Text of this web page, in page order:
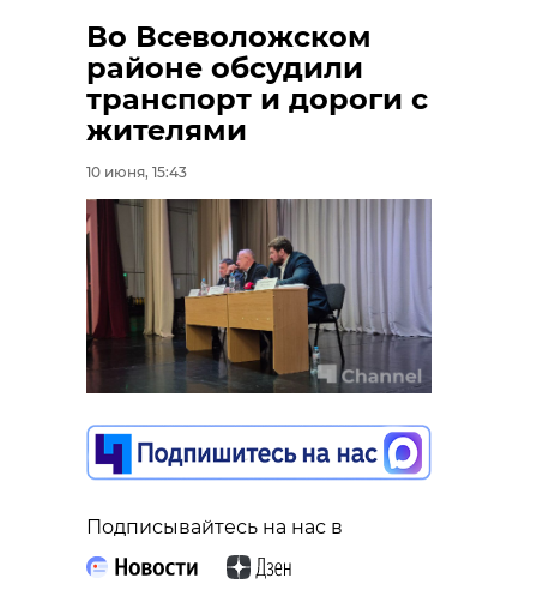
Во Всеволожском
районе обсудили
транспорт и дороги с
жителями
10 июня, 15:43
Подписывайтесь на нас в